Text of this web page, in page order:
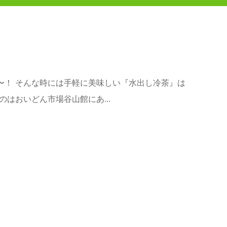
！ そんな時には手軽に美味しい『水出し冷茶』は
はおいどん市場谷山館にあ...